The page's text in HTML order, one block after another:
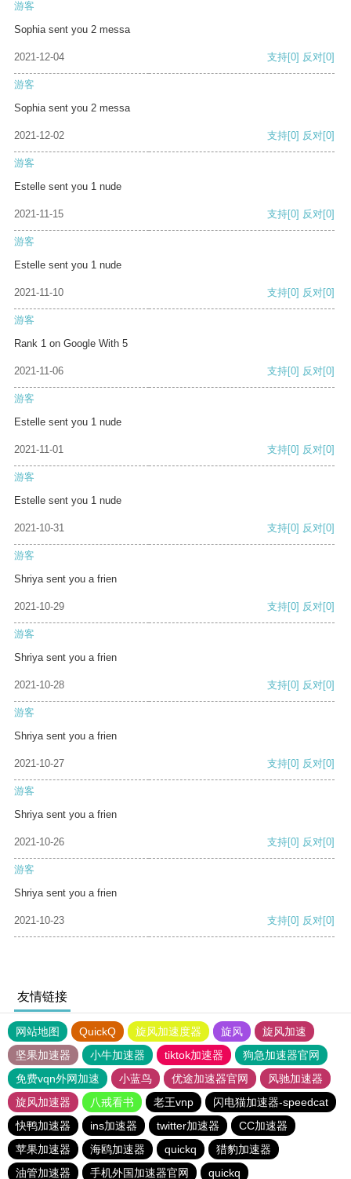
游客
Sophia sent you 2 messa
2021-12-04 支持[0] 反对[0]
游客
Sophia sent you 2 messa
2021-12-02 支持[0] 反对[0]
游客
Estelle sent you 1 nude
2021-11-15 支持[0] 反对[0]
游客
Estelle sent you 1 nude
2021-11-10 支持[0] 反对[0]
游客
Rank 1 on Google With 5
2021-11-06 支持[0] 反对[0]
游客
Estelle sent you 1 nude
2021-11-01 支持[0] 反对[0]
游客
Estelle sent you 1 nude
2021-10-31 支持[0] 反对[0]
游客
Shriya sent you a frien
2021-10-29 支持[0] 反对[0]
游客
Shriya sent you a frien
2021-10-28 支持[0] 反对[0]
游客
Shriya sent you a frien
2021-10-27 支持[0] 反对[0]
游客
Shriya sent you a frien
2021-10-26 支持[0] 反对[0]
游客
Shriya sent you a frien
2021-10-23 支持[0] 反对[0]
友情链接
网站地图 QuickQ 旋风加速度器 旋风
旋风加速
坚果加速器
小牛加速器 tiktok加速器
狗急加速器官网
免费vqn外网加速
小蓝鸟 优途加速器官网
风驰加速器
旋风加速器
八戒看书 老王vnp
闪电猫加速器-speedcat
快鸭加速器
ins加速器 twitter加速器
CC加速器
苹果加速器
海鸥加速器 quickq
猎豹加速器
油管加速器
手机外国加速器官网 quickq